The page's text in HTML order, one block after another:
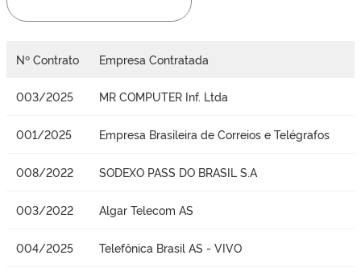
Nº Contrato Empresa Contratada
003/2025 MR COMPUTER Inf. Ltda
001/2025 Empresa Brasileira de Correios e Telégrafos
008/2022 SODEXO PASS DO BRASIL S.A
003/2022 Algar Telecom AS
004/2025 Telefônica Brasil AS - VIVO